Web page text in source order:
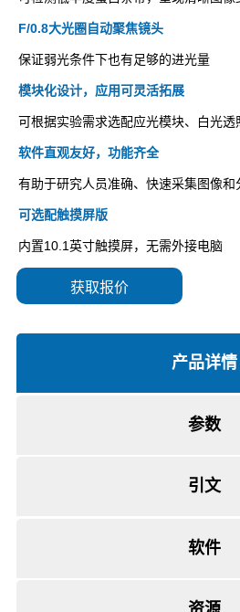
获取报价
产品详情
参数
引文
软件